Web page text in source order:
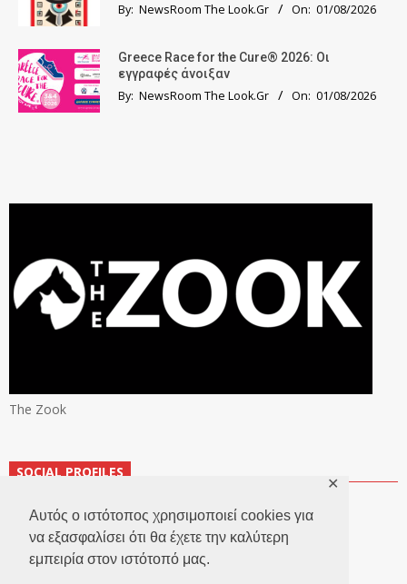
Αυτός ο ιστότοπος χρησιμοποιεί cookies για
να εξασφαλίσει ότι θα έχετε την καλύτερη
εμπειρία στον ιστότοπό μας.
✕
By: NewsRoom The Look.Gr On: 01/08/2026
Greece Race for the Cure® 2026: Οι
εγγραφές άνοιξαν
By: NewsRoom The Look.Gr On: 01/08/2026
The Zook
SOCIAL PROFILES